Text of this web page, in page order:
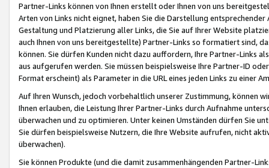
Partner-Links können von Ihnen erstellt oder Ihnen von uns
Arten von Links nicht eignet, haben Sie die Darstellung
Gestaltung und Platzierung aller Links, die Sie auf Ihrer Website
auch Ihnen von uns bereitgestellte) Partner-Links so formatiert sind,
können. Sie dürfen Kunden nicht dazu auffordern, Ihre Partner-Links
aus aufgerufen werden. Sie müssen beispielsweise Ihre Partner-ID
Format erscheint) als Parameter in die URL eines jeden Links zu einer
Auf Ihren Wunsch, jedoch vorbehaltlich unserer Zustimmung, können
Ihnen erlauben, die Leistung Ihrer Partner-Links durch Aufnahme
überwachen und zu optimieren. Unter keinen Umständen dürfen Sie
Sie dürfen beispielsweise Nutzern, die Ihre Website aufrufen, nicht
überwachen).
Sie können Produkte (und die damit zusammenhängenden Partner-